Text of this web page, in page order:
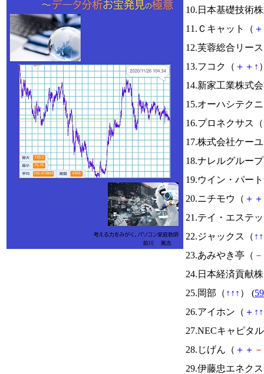
10.日本基礎技術
11.Ｃキャット（ ＋
12.芙蓉総合リー
13.フコク（ ＋ ＋ ↑
14.新家工業株式
15.オーハシテク
16.プロネクサス（
17.株式会社ケー
18.ナレルグルー
19.ウイン・パー
20.ニチモウ（ ＋ ＋
21.テイ・エステ
22.ジャックス（ ↑ ↑
23.あみやき亭（ －
24.日本経済貢献
25.岡部（ ↑ ↑ ↑ ） (
26.アイホン（ ＋ ↑ ↑
27.NECキャピタ
28.じげん（ ＋ ＋ －
29.伊藤忠エネク